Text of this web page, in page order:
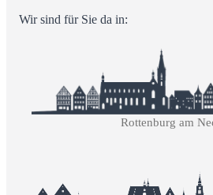
Wir sind für Sie da in:
Rottenburg am